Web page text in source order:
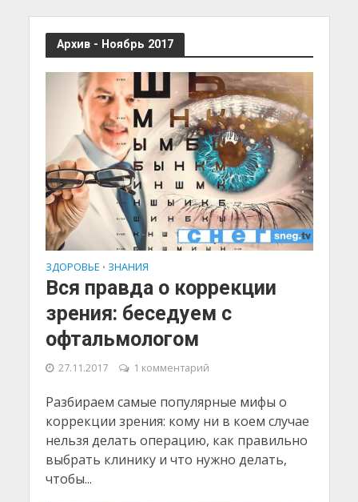
Архив - Ноябрь 2017
ЗДОРОВЬЕ • ЗНАНИЯ
Вся правда о коррекции
зрения: беседуем с
офтальмологом
27.11.2017 1 комментарий
Разбираем самые популярные мифы о
коррекции зрения: кому ни в коем случае
нельзя делать операцию, как правильно
выбрать клинику и что нужно делать,
чтобы...